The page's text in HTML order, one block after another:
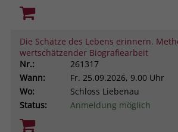
Die Schätze des Lebens erinnern.
wertschätzender Biografiearbeit
Nr.:
261317
Wann:
Fr. 25.09.2026, 9.00 Uhr
Wo:
Schloss Liebenau
Status:
Anmeldung möglich